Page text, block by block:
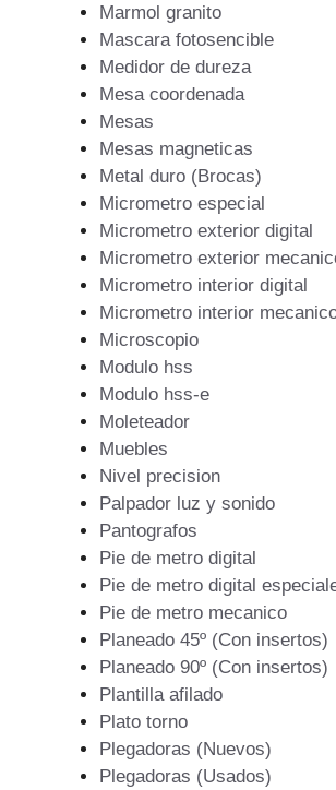
Marmol granito
Mascara fotosencible
Medidor de dureza
Mesa coordenada
Mesas
Mesas magneticas
Metal duro (Brocas)
Micrometro especial
Micrometro exterior digital
Micrometro exterior
Micrometro interior digital
Micrometro interior
Microscopio
Modulo hss
Modulo hss-e
Moleteador
Muebles
Nivel precision
Palpador luz y sonido
Pantografos
Pie de metro digital
Pie de metro digital
Pie de metro mecanico
Planeado 45º (Con insertos)
Planeado 90º (Con insertos)
Plantilla afilado
Plato torno
Plegadoras (Nuevos)
Plegadoras (Usados)